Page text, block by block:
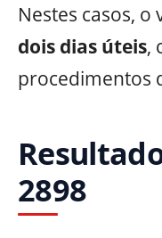
Nestes casos,
dois dias úteis,
procedimentos
2898